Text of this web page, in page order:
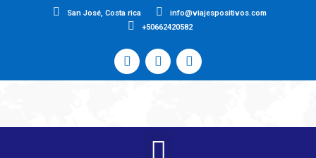
San José, Costa rica
info@viajespositivos.com
+50662420582